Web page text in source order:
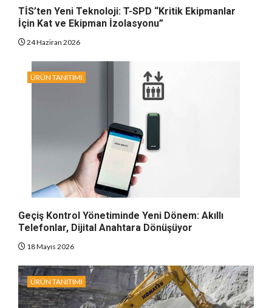
TİS’ten Yeni Teknoloji: T-SPD “Kritik Ekipmanlar
İçin Kat ve Ekipman İzolasyonu”
24 Haziran 2026
ÜRÜN TANITIMI
Geçiş Kontrol Yönetiminde Yeni Dönem: Akıllı
Telefonlar, Dijital Anahtara Dönüşüyor
18 Mayıs 2026
ÜRÜN TANITIMI